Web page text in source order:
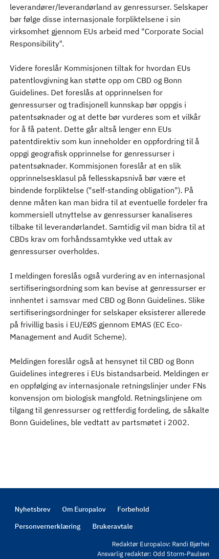
leverandører/leverandørland av genressurser. Selskaper
bør følge disse internasjonale forpliktelsene i sin
virksomhet gjennom EUs arbeid med "Corporate Social
Responsibility".
Videre foreslår Kommisjonen tiltak for hvordan EUs
patentlovgivning kan støtte opp om CBD og Bonn
Guidelines. Det foreslås at opprinnelsen for
genressurser og tradisjonell kunnskap bør oppgis i
patentsøknader og at dette bør vurderes som et vilkår
for å få patent. Dette går altså lenger enn EUs
patentdirektiv som kun inneholder en oppfordring til å
oppgi geografisk opprinnelse for genressurser i
patentsøknader. Kommisjonen foreslår at en slik
opprinnelsesklasul på fellesskapsnivå bør være et
bindende forpliktelse ("self-standing obligation"). På
denne måten kan man bidra til at eventuelle fordeler fra
kommersiell utnyttelse av genressurser kanaliseres
tilbake til leverandørlandet. Samtidig vil man bidra til at
CBDs krav om forhåndssamtykke ved uttak av
genressurser overholdes.
I meldingen foreslås også vurdering av en internasjonal
sertifiseringsordning som kan bevise at genressurser er
innhentet i samsvar med CBD og Bonn Guidelines. Slike
sertifiseringsordninger for selskaper eksisterer allerede
på frivillig basis i EU/EØS gjennom EMAS (EC Eco-
Management and Audit Scheme).
Meldingen foreslår også at hensynet til CBD og Bonn
Guidelines integreres i EUs bistandsarbeid. Meldingen er
en oppfølging av internasjonale retningslinjer under FNs
konvensjon om biologisk mangfold. Retningslinjene om
tilgang til genressurser og rettferdig fordeling, de såkalte
Bonn Guidelines, ble vedtatt av partsmøtet i 2002.
Footer
Nyhetsbrev Om Europalov
Forbehold
Personvernerklæring
Brukeravtale
Redaktør Europalov: Randi Bjørhei
Ansvarlig redaktør: Odd Storm-Paulsen